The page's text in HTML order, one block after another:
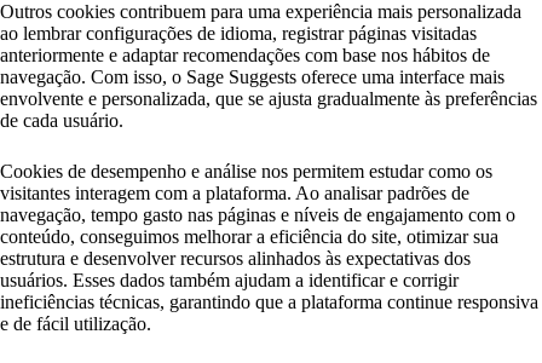
Outros cookies contribuem para uma experiência mais personalizada
ao lembrar configurações de idioma, registrar páginas visitadas
anteriormente e adaptar recomendações com base nos hábitos de
navegação. Com isso, o Sage Suggests oferece uma interface mais
envolvente e personalizada, que se ajusta gradualmente às preferências
de cada usuário.
Cookies de desempenho e análise nos permitem estudar como os
visitantes interagem com a plataforma. Ao analisar padrões de
navegação, tempo gasto nas páginas e níveis de engajamento com o
conteúdo, conseguimos melhorar a eficiência do site, otimizar sua
estrutura e desenvolver recursos alinhados às expectativas dos
usuários. Esses dados também ajudam a identificar e corrigir
ineficiências técnicas, garantindo que a plataforma continue responsiva
e de fácil utilização.